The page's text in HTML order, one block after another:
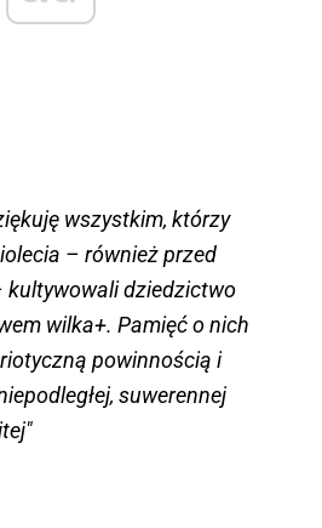
wszystkim, którzy
– również przed
kultywowali dziedzictwo
wilka+. Pamięć o nich
powinnością i
suwerennej